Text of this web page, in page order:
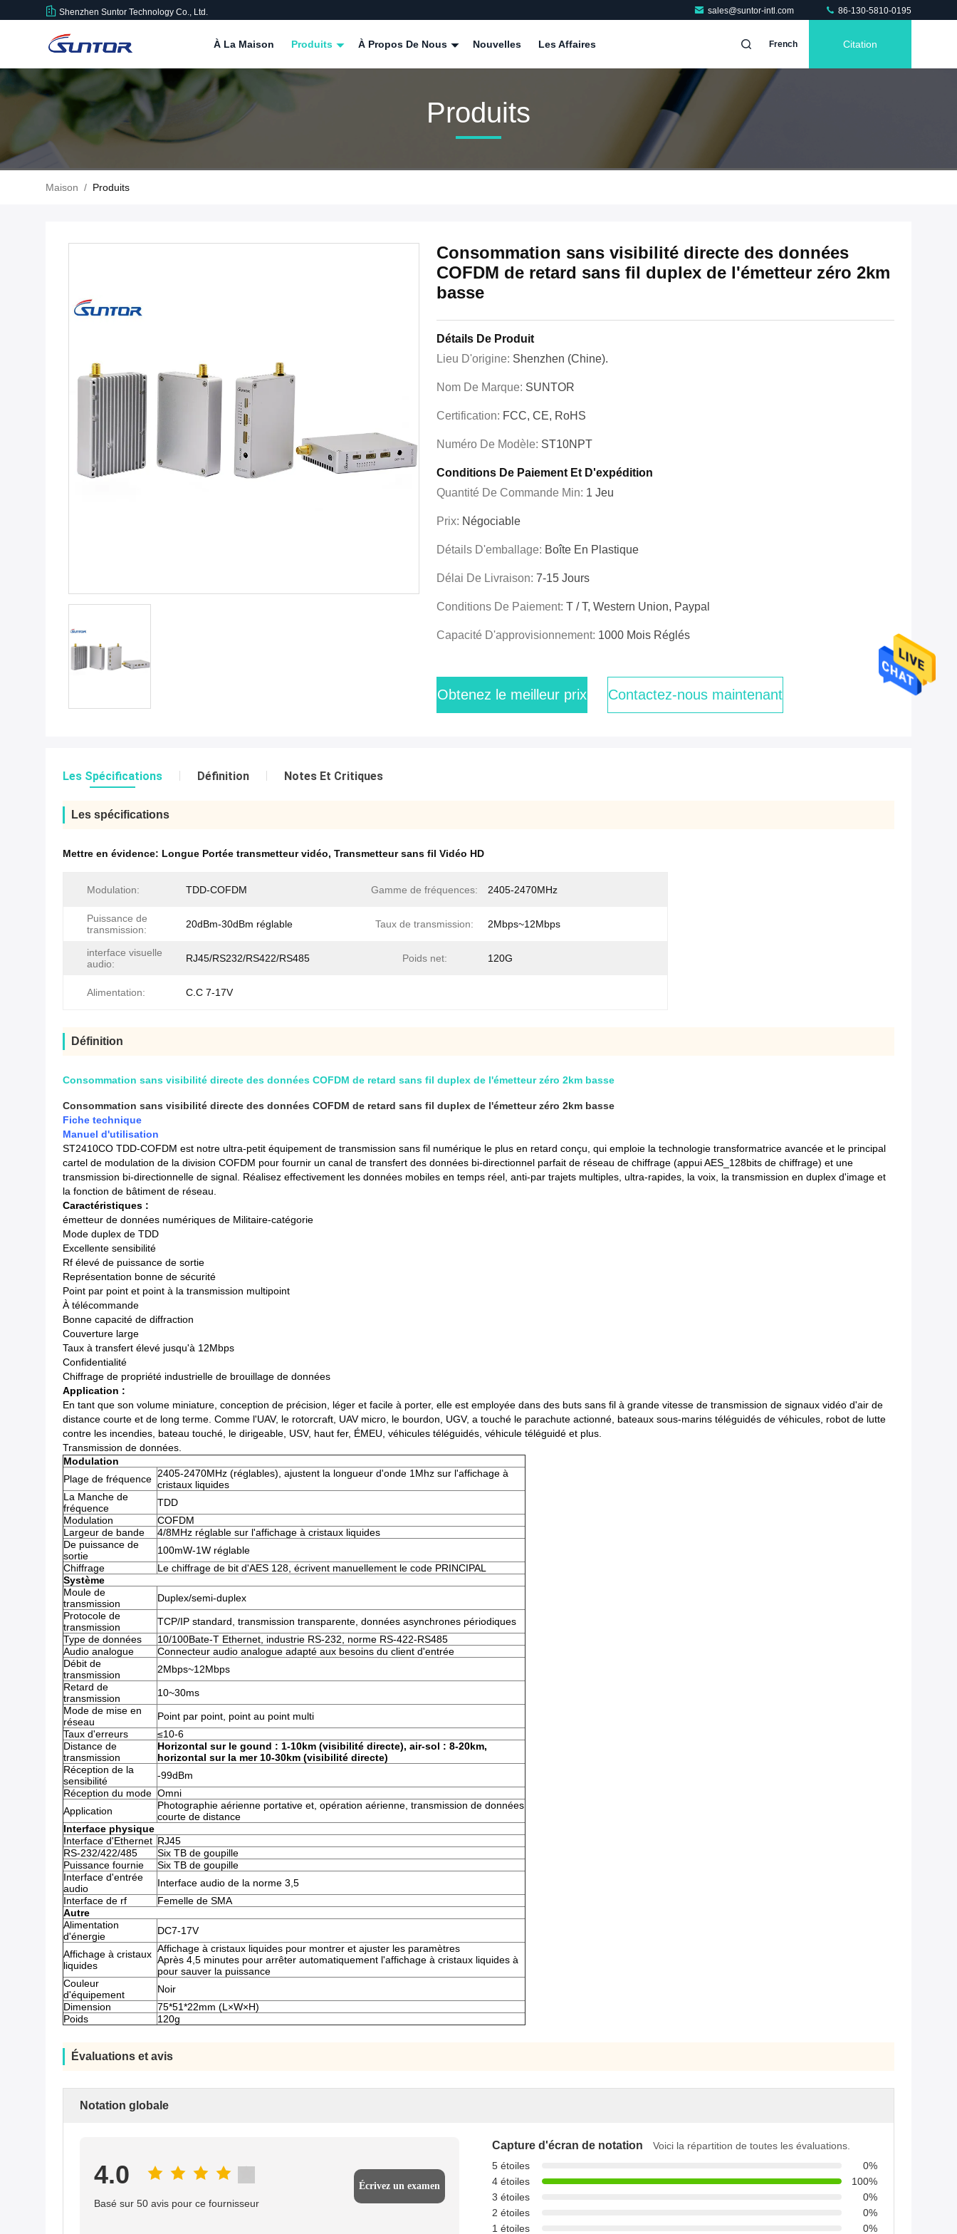
Shenzhen Suntor Technology Co., Ltd. sales@suntor-intl.com 86-130-5810-0195
À La Maison Produits À Propos De Nous Nouvelles Les Affaires French Citation
Produits
Maison / Produits
Consommation sans visibilité directe des données
COFDM de retard sans fil duplex de l'émetteur zéro 2km
basse
Détails De Produit
Lieu D'origine: Shenzhen (Chine).
Nom De Marque: SUNTOR
Certification: FCC, CE, RoHS
Numéro De Modèle: ST10NPT
Conditions De Paiement Et D'expédition
Quantité De Commande Min: 1 Jeu
Prix: Négociable
Détails D'emballage: Boîte En Plastique
Délai De Livraison: 7-15 Jours
Conditions De Paiement: T / T, Western Union, Paypal
Capacité D'approvisionnement: 1000 Mois Réglés
Obtenez le meilleur prix Contactez-nous maintenant
Les Spécifications Définition Notes Et Critiques
Les spécifications
Mettre en évidence: Longue Portée transmetteur vidéo, Transmetteur sans fil Vidéo HD
Modulation: TDD-COFDM Gamme de fréquences: 2405-2470MHz
Puissance de
transmission:
20dBm-30dBm réglable Taux de transmission: 2Mbps~12Mbps
interface visuelle
audio:
RJ45/RS232/RS422/RS485 Poids net: 120G
Alimentation: C.C 7-17V
Définition
Consommation sans visibilité directe des données COFDM de retard sans fil duplex de l'émetteur zéro 2km basse
Consommation sans visibilité directe des données COFDM de retard sans fil duplex de l'émetteur zéro 2km basse
Fiche technique
Manuel d'utilisation
ST2410CO TDD-COFDM est notre ultra-petit équipement de transmission sans fil numérique le plus en retard conçu, qui emploie la technologie transformatrice avancée et le principal
cartel de modulation de la division COFDM pour fournir un canal de transfert des données bi-directionnel parfait de réseau de chiffrage (appui AES_128bits de chiffrage) et une
transmission bi-directionnelle de signal. Réalisez effectivement les données mobiles en temps réel, anti-par trajets multiples, ultra-rapides, la voix, la transmission en duplex d'image et
la fonction de bâtiment de réseau.
Caractéristiques :
émetteur de données numériques de Militaire-catégorie
Mode duplex de TDD
Excellente sensibilité
Rf élevé de puissance de sortie
Représentation bonne de sécurité
Point par point et point à la transmission multipoint
À télécommande
Bonne capacité de diffraction
Couverture large
Taux à transfert élevé jusqu'à 12Mbps
Confidentialité
Chiffrage de propriété industrielle de brouillage de données
Application :
En tant que son volume miniature, conception de précision, léger et facile à porter, elle est employée dans des buts sans fil à grande vitesse de transmission de signaux vidéo d'air de
distance courte et de long terme. Comme l'UAV, le rotorcraft, UAV micro, le bourdon, UGV, a touché le parachute actionné, bateaux sous-marins téléguidés de véhicules, robot de lutte
contre les incendies, bateau touché, le dirigeable, USV, haut fer, ÉMEU, véhicules téléguidés, véhicule téléguidé et plus.
Transmission de données.
Modulation
Plage de fréquence 2405-2470MHz (réglables), ajustent la longueur d'onde 1Mhz sur l'affichage à
cristaux liquides
La Manche de
fréquence
TDD
Modulation
COFDM
Largeur de bande
4/8MHz réglable sur l'affichage à cristaux liquides
De puissance de
sortie
100mW-1W réglable
Chiffrage
Le chiffrage de bit d'AES 128, écrivent manuellement le code PRINCIPAL
Système
Moule de
transmission
Duplex/semi-duplex
Protocole de
transmission
TCP/IP standard, transmission transparente, données asynchrones périodiques
Type de données
10/100Bate-T Ethernet, industrie RS-232, norme RS-422-RS485
Audio analogue
Connecteur audio analogue adapté aux besoins du client d'entrée
Débit de
transmission
2Mbps~12Mbps
Retard de
transmission
10~30ms
Mode de mise en
réseau
Point par point, point au point multi
Taux d'erreurs
≤10-6
Distance de
transmission
Horizontal sur le gound : 1-10km (visibilité directe), air-sol : 8-20km,
horizontal sur la mer 10-30km (visibilité directe)
Réception de la
sensibilité
-99dBm
Réception du mode Omni
Application
Photographie aérienne portative et, opération aérienne, transmission de données
courte de distance
Interface physique
Interface d'Ethernet RJ45
RS-232/422/485
Six TB de goupille
Puissance fournie
Six TB de goupille
Interface d'entrée
audio
Interface audio de la norme 3,5
Interface de rf
Femelle de SMA
Autre
Alimentation
d'énergie
DC7-17V
Affichage à cristaux
liquides
Affichage à cristaux liquides pour montrer et ajuster les paramètres
Après 4,5 minutes pour arrêter automatiquement l'affichage à cristaux liquides à
pour sauver la puissance
Couleur
d'équipement
Noir
Dimension
75*51*22mm (L×W×H)
Poids
120g
Évaluations et avis
Notation globale
4.0
Basé sur 50 avis pour ce fournisseur
Écrivez un examen
Capture d'écran de notation
Voici la répartition de toutes les évaluations.
5 étoiles
0%
4 étoiles
100%
3 étoiles
0%
2 étoiles
0%
1 étoiles
0%